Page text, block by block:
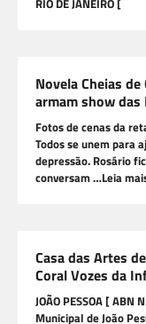
Novela Cheias
armam show
Fotos de cenas da
Todos se unem para
depressão. Rosário
conversam …Leia
Casa das Artes
Coral Vozes da
JOÃO PESSOA [
Municipal de João